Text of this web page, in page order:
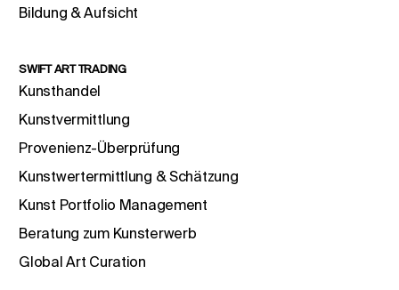
Bildung & Aufsicht
SWIFT ART TRADING
Kunsthandel
Kunstvermittlung
Provenienz-Überprüfung
Kunstwertermittlung & Schätzung
Kunst Portfolio Management
Beratung zum Kunsterwerb
Global Art Curation